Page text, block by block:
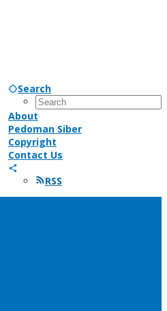
Search
About
Pedoman Siber
Copyright
Contact Us
RSS